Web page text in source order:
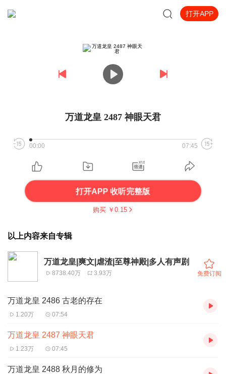
打开APP
万道龙皇 2487 神眼天君
00:00 07:45
打开APP 收听完整版
购买 ￥ 0.15
以上内容来自专辑
万道龙皇|爽文|虐渣|至尊神殿|多人有声剧
8738.40万 3.93万 免费订阅
万道龙皇 2486 古老的存在
1.20万 07:54
万道龙皇 2487 神眼天君
1.23万 07:45
万道龙皇 2488 秋月的修为